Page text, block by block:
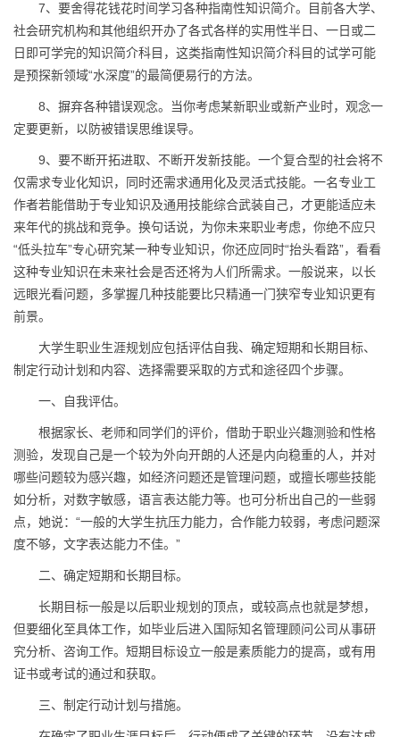
7、要舍得花钱花时间学习各种指南性知识简介。目前各大学、
社会研究机构和其他组织开办了各式各样的实用性半日、一日或二
日即可学完的知识简介科目，这类指南性知识简介科目的试学可能
是预探新领域“水深度”的最简便易行的方法。
8、摒弃各种错误观念。当你考虑某新职业或新产业时，观念一
定要更新，以防被错误思维误导。
9、要不断开拓进取、不断开发新技能。一个复合型的社会将不
仅需求专业化知识，同时还需求通用化及灵活式技能。一名专业工
作者若能借助于专业知识及通用技能综合武装自己，才更能适应未
来年代的挑战和竞争。换句话说，为你未来职业考虑，你绝不应只
“低头拉车”专心研究某一种专业知识，你还应同时“抬头看路”，看看
这种专业知识在未来社会是否还将为人们所需求。一般说来，以长
远眼光看问题，多掌握几种技能要比只精通一门狭窄专业知识更有
前景。
大学生职业生涯规划应包括评估自我、确定短期和长期目标、
制定行动计划和内容、选择需要采取的方式和途径四个步骤。
一、自我评估。
根据家长、老师和同学们的评价，借助于职业兴趣测验和性格
测验，发现自己是一个较为外向开朗的人还是内向稳重的人，并对
哪些问题较为感兴趣，如经济问题还是管理问题，或擅长哪些技能
如分析，对数字敏感，语言表达能力等。也可分析出自己的一些弱
点，她说：“一般的大学生抗压力能力，合作能力较弱，考虑问题深
度不够，文字表达能力不佳。”
二、确定短期和长期目标。
长期目标一般是以后职业规划的顶点，或较高点也就是梦想，
但要细化至具体工作，如毕业后进入国际知名管理顾问公司从事研
究分析、咨询工作。短期目标设立一般是素质能力的提高，或有用
证书或考试的通过和获取。
三、制定行动计划与措施。